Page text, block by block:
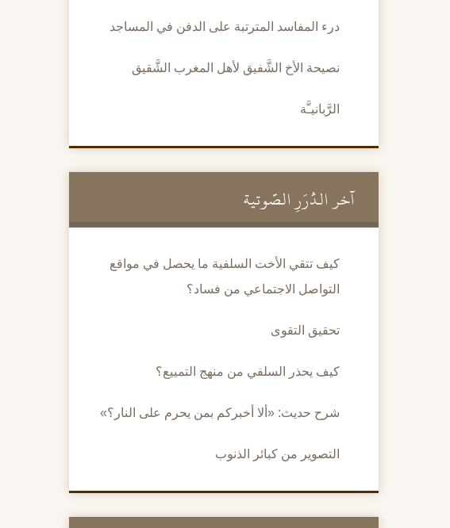
درء المفاسد المترتبة على الدفن في المساجد
نصيحة الأخ الشَّفيق لأهل المغرب الشَّقيق
الرَّبانيـَّة
آخر الدُّرَرِ الصَّوتية
كيف تتقي الأخت السلفية ما يحصل في مواقع
التواصل الاجتماعي من فساد؟
تحقيق التقوى
كيف يحذر السلفي من منهج التمييع؟
شرح حديث: «ألا أخبركم بمن يحرم على النار؟»
التصوير من كبائر الذنوب